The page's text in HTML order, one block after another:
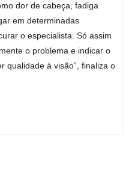
dor de cabeça, fadiga
em determinadas
o especialista. Só assim
o problema e indicar o
qualidade à visão”, finaliza o